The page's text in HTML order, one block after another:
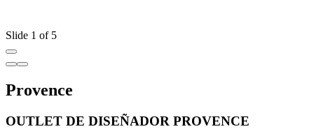
Slide 1 of 5
Provence
OUTLET DE DISEÑADOR PROVENCE